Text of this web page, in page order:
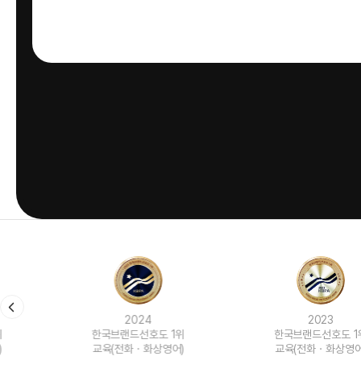
한국브랜드선호도 1위
교육(전화ㆍ화상영어)
한국브랜드선호도 1위
교육(전화ㆍ화상영어)